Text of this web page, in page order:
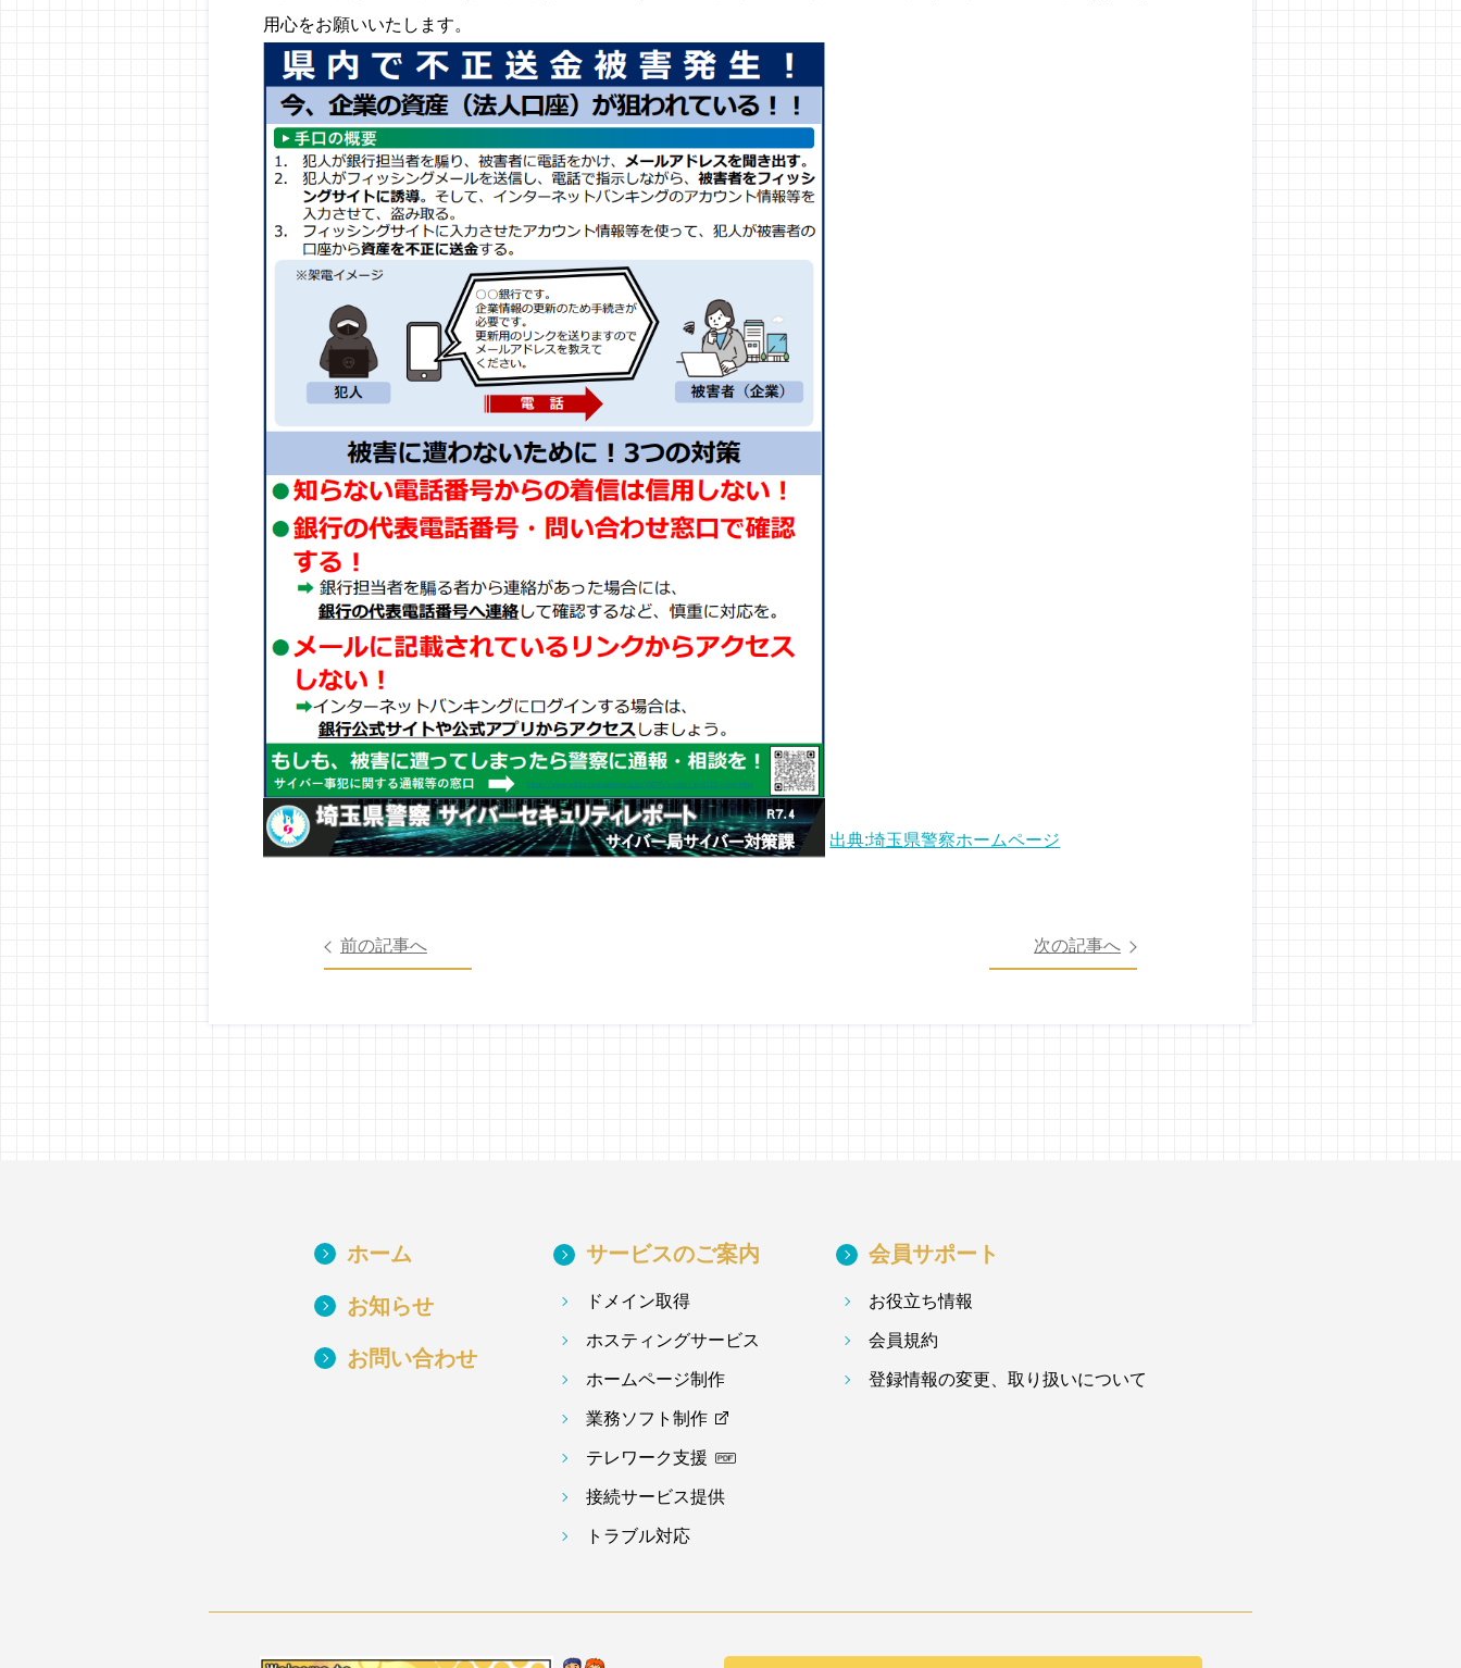
用心をお願いいたします。
出典:埼玉県警察ホームページ
前の記事へ 次の記事へ
ホーム
お知らせ
お問い合わせ
サービスのご案内
ドメイン取得
ホスティングサービス
ホームページ制作
業務ソフト制作
テレワーク支援
接続サービス提供
トラブル対応
会員サポート
お役立ち情報
会員規約
登録情報の変更、取り扱いについて